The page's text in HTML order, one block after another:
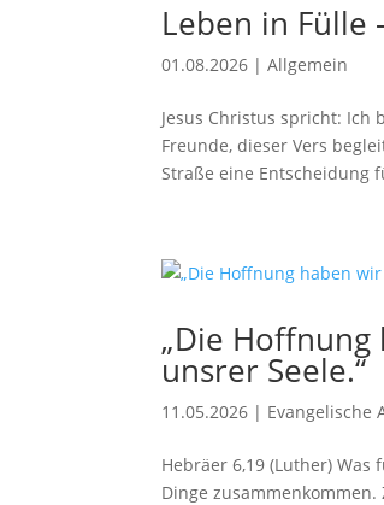
Leben in Fülle
01.08.2026 |Allgemein
Jesus Christus spricht: Ich
Freunde, dieser Vers
Straße eine Entscheidung
„Die
unsrer Seele.“
11.05.2026 | Evangelische
Hebräer 6,19 (Luther)
Dinge